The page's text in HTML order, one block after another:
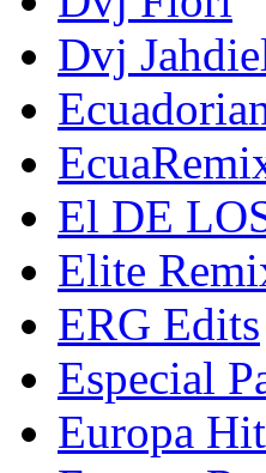
Dvj
El DE
Elite
ERG Edits
Especial
Europa